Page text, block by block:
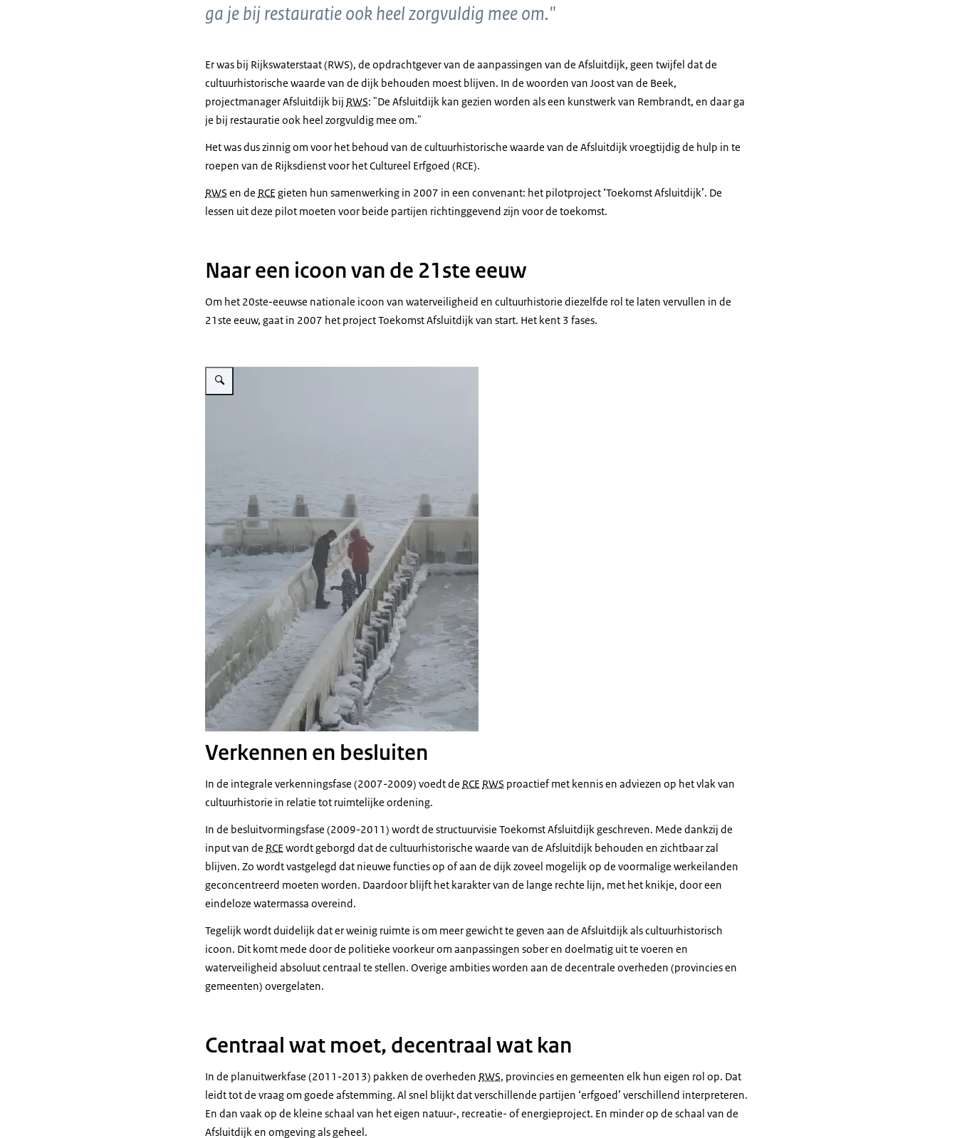
ga je bij restauratie ook heel zorgvuldig mee om."
Er was bij Rijkswaterstaat (RWS), de opdrachtgever van de aanpassingen van de Afsluitdijk, geen twijfel dat de
cultuurhistorische waarde van de dijk behouden moest blijven. In de woorden van Joost van de Beek,
projectmanager Afsluitdijk bij RWS: "De Afsluitdijk kan gezien worden als een kunstwerk van Rembrandt, en daar ga
je bij restauratie ook heel zorgvuldig mee om."
Het was dus zinnig om voor het behoud van de cultuurhistorische waarde van de Afsluitdijk vroegtijdig de hulp in te
roepen van de Rijksdienst voor het Cultureel Erfgoed (RCE).
RWS en de RCE gieten hun samenwerking in 2007 in een convenant: het pilotproject ‘Toekomst Afsluitdijk’. De
lessen uit deze pilot moeten voor beide partijen richtinggevend zijn voor de toekomst.
Naar een icoon van de 21ste eeuw
Om het 20ste-eeuwse nationale icoon van waterveiligheid en cultuurhistorie diezelfde rol te laten vervullen in de
21ste eeuw, gaat in 2007 het project Toekomst Afsluitdijk van start. Het kent 3 fases.
Vergroot afbeelding Een vader, moeder en kind lopen in de sneeuw bij de afsluitdijk
Verkennen en besluiten
In de integrale verkenningsfase (2007-2009) voedt de RCE RWS proactief met kennis en adviezen op het vlak van
cultuurhistorie in relatie tot ruimtelijke ordening.
In de besluitvormingsfase (2009-2011) wordt de structuurvisie Toekomst Afsluitdijk geschreven. Mede dankzij de
input van de RCE wordt geborgd dat de cultuurhistorische waarde van de Afsluitdijk behouden en zichtbaar zal
blijven. Zo wordt vastgelegd dat nieuwe functies op of aan de dijk zoveel mogelijk op de voormalige werkeilanden
geconcentreerd moeten worden. Daardoor blijft het karakter van de lange rechte lijn, met het knikje, door een
eindeloze watermassa overeind.
Tegelijk wordt duidelijk dat er weinig ruimte is om meer gewicht te geven aan de Afsluitdijk als cultuurhistorisch
icoon. Dit komt mede door de politieke voorkeur om aanpassingen sober en doelmatig uit te voeren en
waterveiligheid absoluut centraal te stellen. Overige ambities worden aan de decentrale overheden (provincies en
gemeenten) overgelaten.
Centraal wat moet, decentraal wat kan
In de planuitwerkfase (2011-2013) pakken de overheden RWS, provincies en gemeenten elk hun eigen rol op. Dat
leidt tot de vraag om goede afstemming. Al snel blijkt dat verschillende partijen ‘erfgoed’ verschillend interpreteren.
En dan vaak op de kleine schaal van het eigen natuur-, recreatie- of energieproject. En minder op de schaal van de
Afsluitdijk en omgeving als geheel.